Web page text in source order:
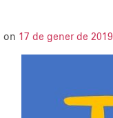
on 17 de gener de 2019